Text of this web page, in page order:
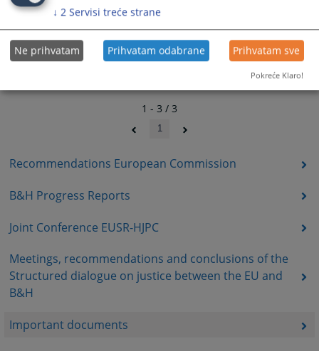
Recommendations European Commission
B&H Progress Reports
Joint Conference EUSR-HJPC
Meetings, recommendations and conclusions of the
Structured dialogue on justice between the EU and
B&H
Important documents
1 - 3 / 3
1
↓ 2 Servisi treće strane
Ne prihvatam Prihvatam odabrane Prihvatam sve
Pokreće Klaro!